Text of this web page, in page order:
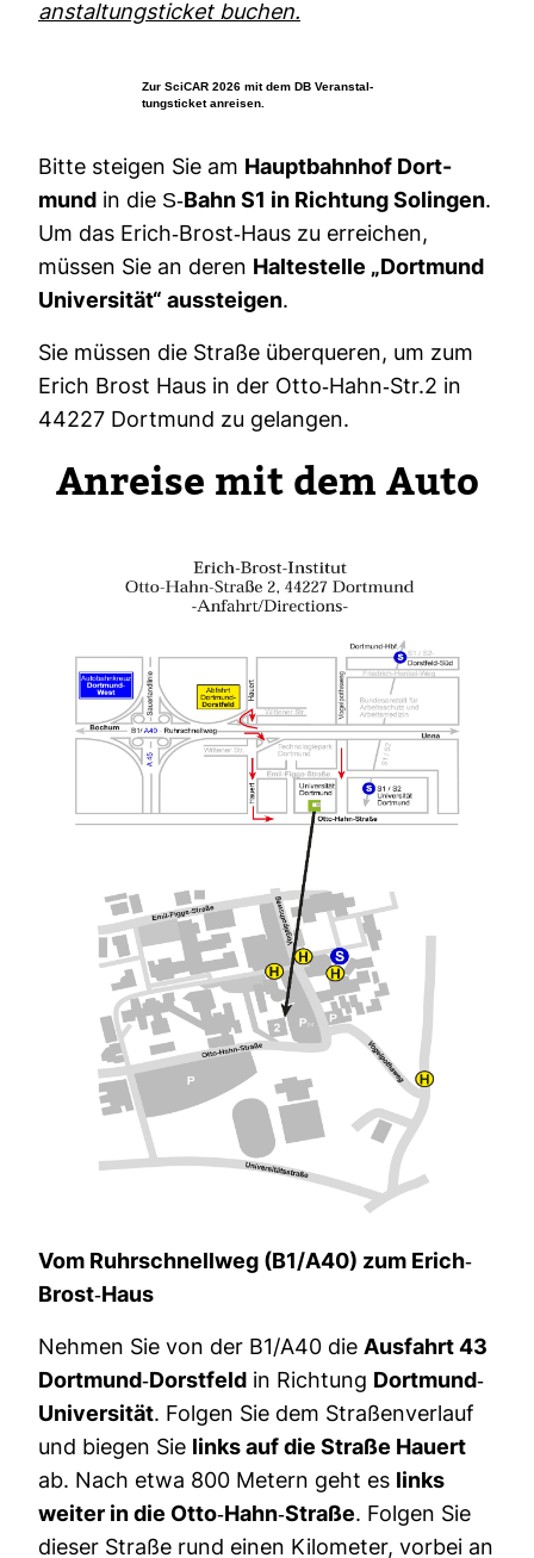
an­stal­tungs­ti­cket buchen.
Zur SciCAR 2026 mit dem DB Ver­an­stal­
tungs­ti­cket anreisen.
Bitte steigen Sie am Haupt­bahnhof Dort­
mund in die S-​Bahn S1 in Rich­tung Solingen.
Um das Erich-​Brost-​Haus zu errei­chen,
müssen Sie an deren Hal­te­stelle „Dort­mund
Uni­ver­sität“ aus­steigen.
Sie müssen die Straße über­queren, um zum
Erich Brost Haus in der Otto-​Hahn-​Str.2 in
44227 Dort­mund zu gelangen.
Anreise mit dem Auto
Vom Ruhr­schnellweg (B1/A40) zum Erich-​
Brost-​Haus
Nehmen Sie von der B1/A40 die Aus­fahrt 43
Dort­mund-​Dorst­feld in Rich­tung Dort­mund-​
Uni­ver­sität. Folgen Sie dem Stra­ßen­ver­lauf
und biegen Sie links auf die Straße Hauert
ab. Nach etwa 800 Metern geht es links
weiter in die Otto-​Hahn-​Straße. Folgen Sie
dieser Straße rund einen Kilo­meter, vorbei an